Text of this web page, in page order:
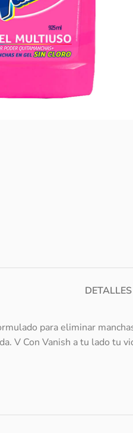
para eliminar
V Con Vanish a tu lado tu